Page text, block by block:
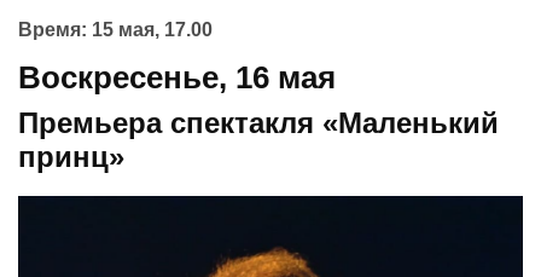
Время: 15 мая, 17.00
Воскресенье, 16 мая
Премьера спектакля «Маленький
принц»